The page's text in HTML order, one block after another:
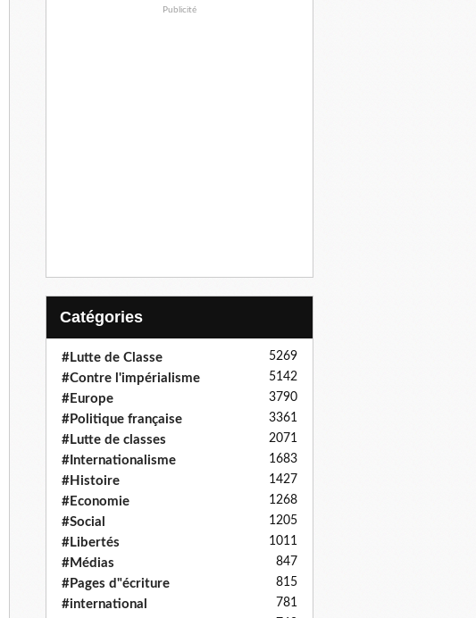
Publicité
Catégories
#Lutte de Classe 5269
#Contre l'impérialisme 5142
#Europe 3790
#Politique française 3361
#Lutte de classes 2071
#Internationalisme 1683
#Histoire 1427
#Economie 1268
#Social 1205
#Libertés 1011
#Médias 847
#Pages d"écriture 815
#international 781